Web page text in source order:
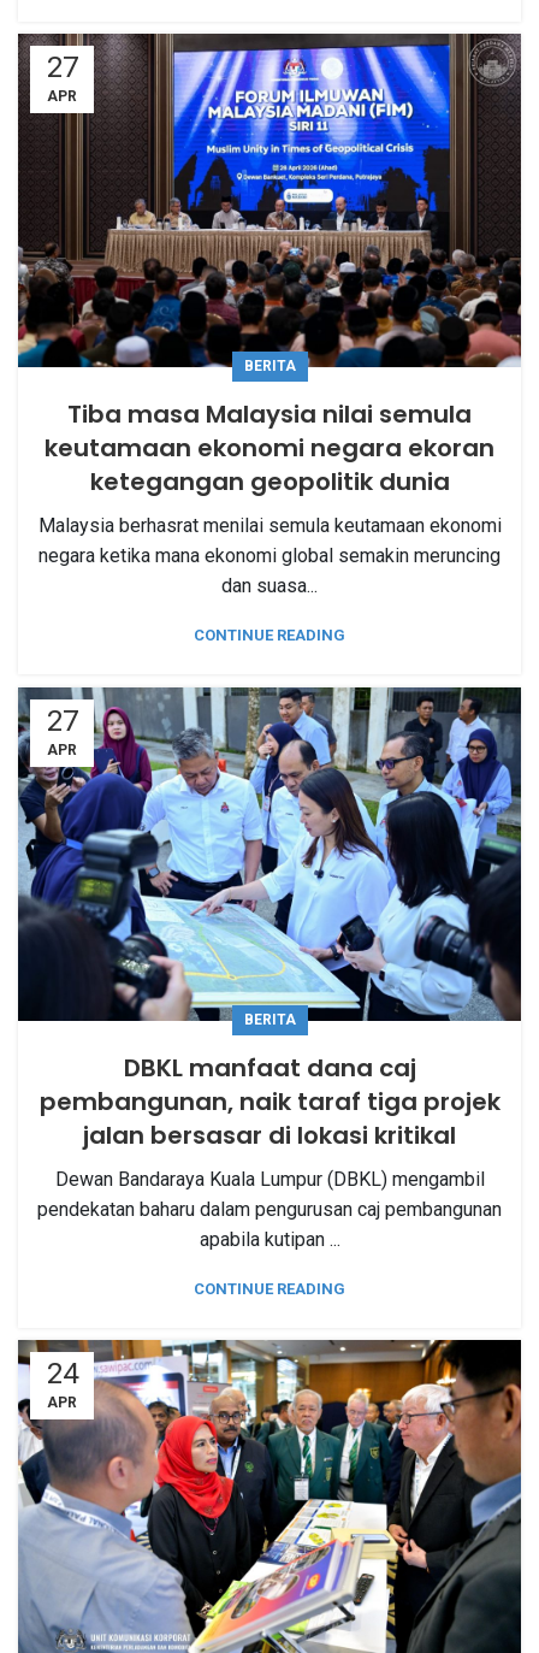
27
APR
BERITA
Tiba masa Malaysia nilai semula
keutamaan ekonomi negara ekoran
ketegangan geopolitik dunia
Malaysia berhasrat menilai semula keutamaan ekonomi
negara ketika mana ekonomi global semakin meruncing
dan suasa...
CONTINUE READING
27
APR
BERITA
DBKL manfaat dana caj
pembangunan, naik taraf tiga projek
jalan bersasar di lokasi kritikal
Dewan Bandaraya Kuala Lumpur (DBKL) mengambil
pendekatan baharu dalam pengurusan caj pembangunan
apabila kutipan ...
CONTINUE READING
24
APR